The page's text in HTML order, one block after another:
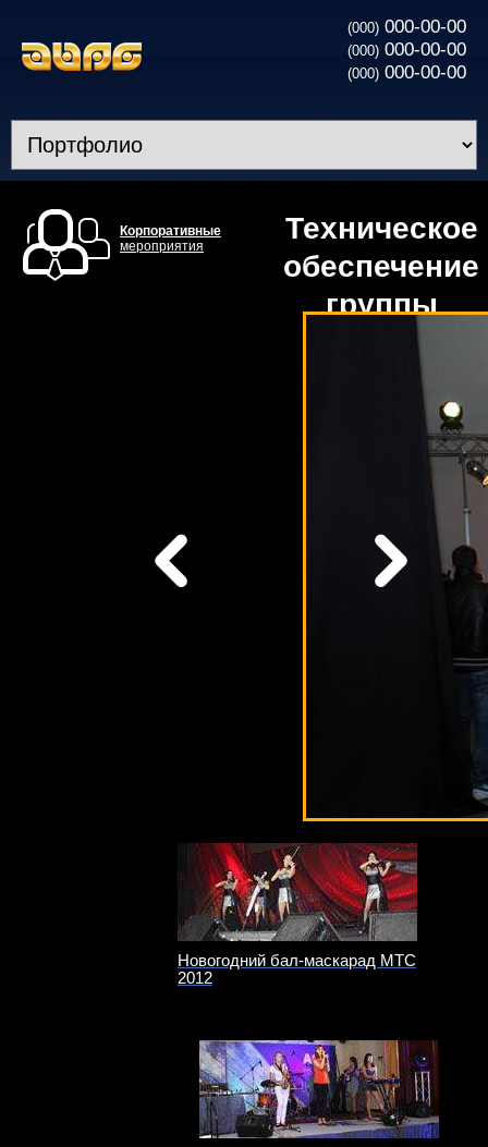
(000) 000-00-00
(000) 000-00-00
(000) 000-00-00
Корпоративные
мероприятия
Техническое
обеспечение
группы
”ТАС” -
новогодний
вечер
Новогодний бал-маскарад МТС
2012